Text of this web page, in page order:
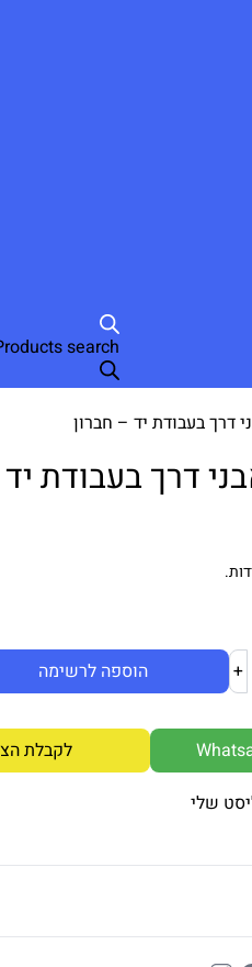
search
דרך בעבודת יד – חברון
דרך בעבודת
+ הוספה לרשימה
לקבלת
שלי